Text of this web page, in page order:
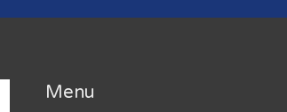
Menu